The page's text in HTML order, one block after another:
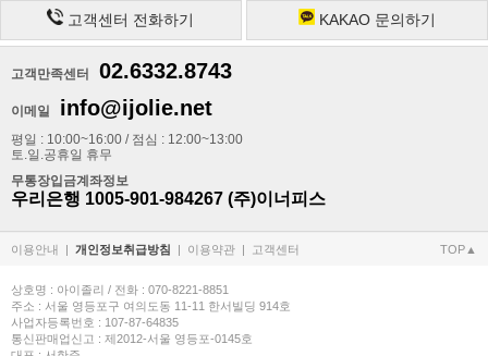
고객센터 전화하기 KAKAO 문의하기
고객만족센터 02.6332.8743
이메일 info@ijolie.net
평일 : 10:00~16:00 / 점심 : 12:00~13:00
토.일.공휴일 휴무
무통장입금계좌정보
우리은행 1005-901-984267 (주)이너피스
이용안내 | 개인정보취급방침 | 이용약관 | 고객센터 TOP▲
상호명 : 아이졸리 / 전화 : 070-8221-8851
주소 : 서울 영등포구 여의도동 11-11 한서빌딩 914호
사업자등록번호 : 107-87-64835
통신판매업신고 : 제2012-서울 영등포-0145호